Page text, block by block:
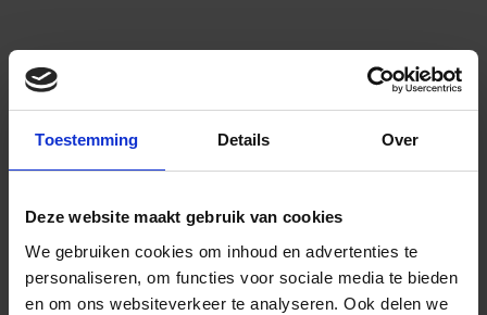
Toestemming Details Over
Deze website maakt gebruik van cookies
We gebruiken cookies om inhoud en advertenties te
personaliseren, om functies voor sociale media te bieden
en om ons websiteverkeer te analyseren. Ook delen we